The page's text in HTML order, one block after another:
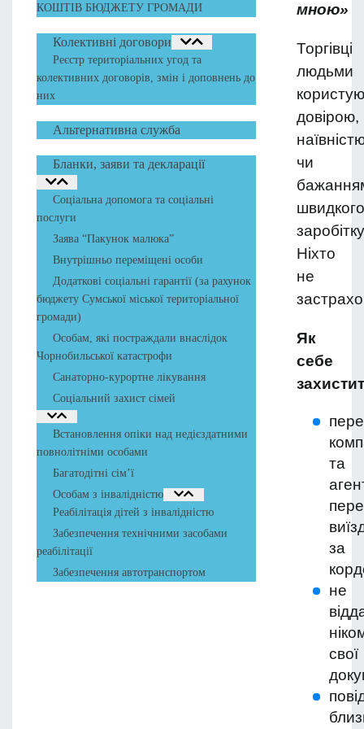
КОШТІВ БЮДЖЕТУ ГРОМАДИ
Колективні договори
Реєстр територіальних угод та
колективних договорів, змін і доповнень до
них
Альтернативна служба
Бланки, заяви та декларації
Соціальна допомога та соціальні
послуги
Заява “Пакунок малюка”
Внутрішньо переміщені особи
Додаткові соціальні гарантії (за рахунок
бюджету Сумської міської територіальної
громади)
Особам, які постраждали внаслідок
Чорнобильської катастрофи
Санаторно-курортне лікування
Соціальний захист сімей
Встановлення опіки над недієздатними
повнолітніми особами
Багатодітні сім’ї
Особам з інвалідністю
Реабілітація дітей з інвалідністю
Забезпечення технічними засобами
реабілітації
Забезпечення автотранспортом
мною»
Торгівці
людьми
довірою,
чи
швидкого
Ніхто
не
Як
себе
та
за
не
свої